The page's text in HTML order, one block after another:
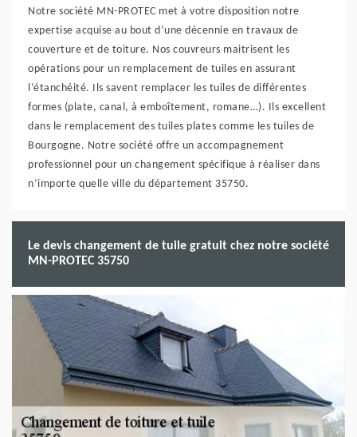
Notre société MN-PROTEC met à votre disposition notre
expertise acquise au bout d’une décennie en travaux de
couverture et de toiture. Nos couvreurs maitrisent les
opérations pour un remplacement de tuiles en assurant
l’étanchéité. Ils savent remplacer les tuiles de différentes
formes (plate, canal, à emboîtement, romane…). Ils excellent
dans le remplacement des tuiles plates comme les tuiles de
Bourgogne. Notre société offre un accompagnement
professionnel pour un changement spécifique à réaliser dans
n’importe quelle ville du département 35750.
Le devis changement de tuile gratuit chez notre société
MN-PROTEC 35750